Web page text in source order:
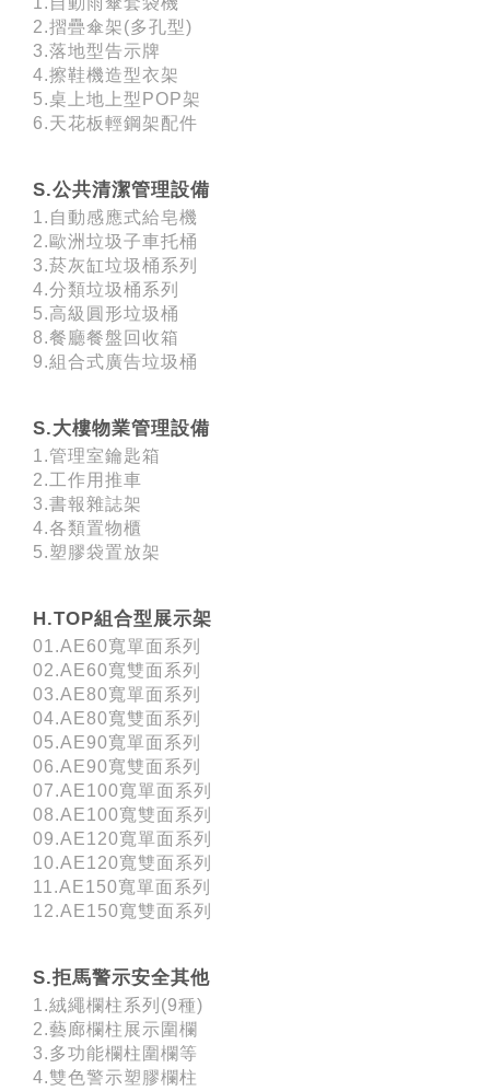
2.摺疊傘架(多孔型)
3.落地型告示牌
4.擦鞋機造型衣架
5.桌上地上型POP架
6.天花板輕鋼架配件
S.公共清潔管理設備
1.自動感應式給皂機
2.歐洲垃圾子車托桶
3.菸灰缸垃圾桶系列
4.分類垃圾桶系列
5.高級圓形垃圾桶
8.餐廳餐盤回收箱
9.組合式廣告垃圾桶
S.大樓物業管理設備
1.管理室鑰匙箱
2.工作用推車
3.書報雜誌架
4.各類置物櫃
5.塑膠袋置放架
H.TOP組合型展示架
01.AE60寬單面系列
02.AE60寬雙面系列
03.AE80寬單面系列
04.AE80寬雙面系列
05.AE90寬單面系列
06.AE90寬雙面系列
07.AE100寬單面系列
08.AE100寬雙面系列
09.AE120寬單面系列
10.AE120寬雙面系列
11.AE150寬單面系列
12.AE150寬雙面系列
S.拒馬警示安全其他
1.絨繩欄柱系列(9種)
2.藝廊欄柱展示圍欄
3.多功能欄柱圍欄等
4.雙色警示塑膠欄柱